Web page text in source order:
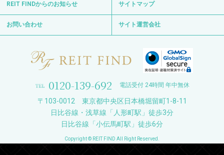
REIT FINDからのお知らせ サイトマップ
お問い合わせ サイト運営会社
0120-139-692 電話受付 24時間 年中無休
〒103-0012 東京都中央区日本橋堀留町1-8-11
日比谷線・浅草線「人形町駅」徒歩3分
日比谷線「小伝馬町駅」徒歩6分
Copyright © REIT FIND All Right Reserved.